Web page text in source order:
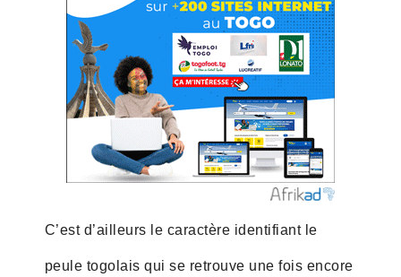
C’est d’ailleurs le caractère identifiant le
peule togolais qui se retrouve une fois encore